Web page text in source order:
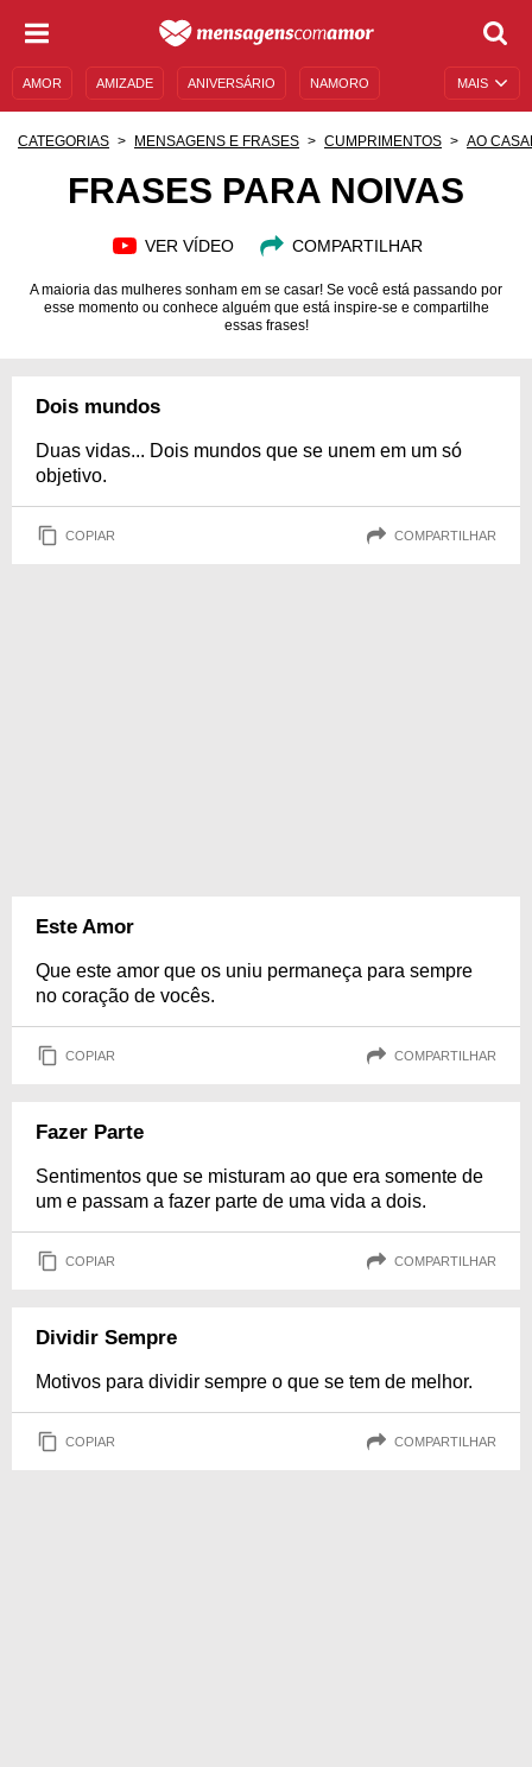
MAIS
AMOR AMIZADE ANIVERSÁRIO NAMORO
CATEGORIAS MENSAGENS E FRASES CUMPRIMENTOS AO
FRASES PARA NOIVAS
VER VÍDEO COMPARTILHAR
A maioria das mulheres sonham em se casar! Se você está passando por
esse momento ou conhece alguém que está inspire-se e compartilhe
essas frases!
Dois mundos
Duas vidas... Dois mundos que se unem em um só
objetivo.
COPIAR COMPARTILHAR
Este Amor
Que este amor que os uniu permaneça para sempre
no coração de vocês.
COPIAR COMPARTILHAR
Fazer Parte
Sentimentos que se misturam ao que era somente de
um e passam a fazer parte de uma vida a dois.
COPIAR COMPARTILHAR
Dividir Sempre
Motivos para dividir sempre o que se tem de melhor.
COPIAR COMPARTILHAR